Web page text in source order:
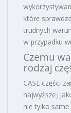
które
trudnych
w przypadku
Czemu
rodzaj
CASE części
najwyższej
nie tylko same